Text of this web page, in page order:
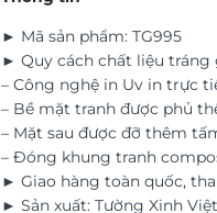
► Mã sản phẩm: TG995
► Quy cách chất liệu tráng
– Công nghệ in Uv in trực
– Bề mặt tranh được phủ
– Mặt sau được đỡ thêm
– Đóng khung tranh
► Giao hàng toàn quốc,
► Sản xuất: Tường Xinh